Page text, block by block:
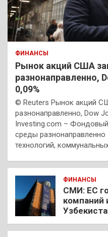
ФИНАНСЫ
Рынок акций США
разнонаправленно,
0,09%
© Reuters Рынок акций
разнонаправленно, Dow
Investing.com –
среды разнонаправленно
технологий,
ФИНАНСЫ
СМИ: ЕС
компаний